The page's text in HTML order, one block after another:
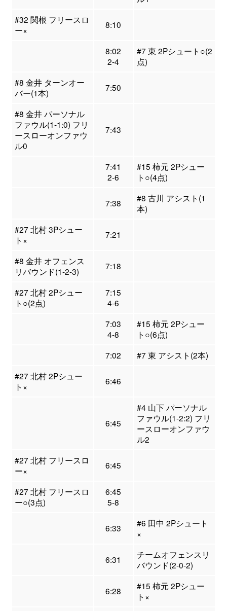
#32 関根 フリースロ
ー×
8:10
8:02
2-4
#7 東 2Pシュート○(2
点)
#8 金井 ターンオー
バー(1本)
7:50
#8 金井 パーソナル
ファウル(1-1:0) フリ
ースローオンファウ
ル0
7:43
7:41
2-6
#15 柿元 2Pシュー
ト○(4点)
7:38
#8 古川 アシスト(1
本)
#27 北村 3Pシュー
ト×
7:21
#8 金井 オフェンス
リバウンド(1-2-3)
7:18
#27 北村 2Pシュー
ト○(2点)
7:15
4-6
7:03
4-8
#15 柿元 2Pシュー
ト○(6点)
7:02
#7 東 アシスト(2本)
#27 北村 2Pシュー
ト×
6:46
6:45
#4 山下 パーソナル
ファウル(1-2:2) フリ
ースローオンファウ
ル2
#27 北村 フリースロ
ー×
6:45
#27 北村 フリースロ
ー○(3点)
6:45
5-8
6:33
#6 田中 2Pシュート
×
6:31
チームオフェンスリ
バウンド(2-0-2)
6:28
#15 柿元 2Pシュー
ト×